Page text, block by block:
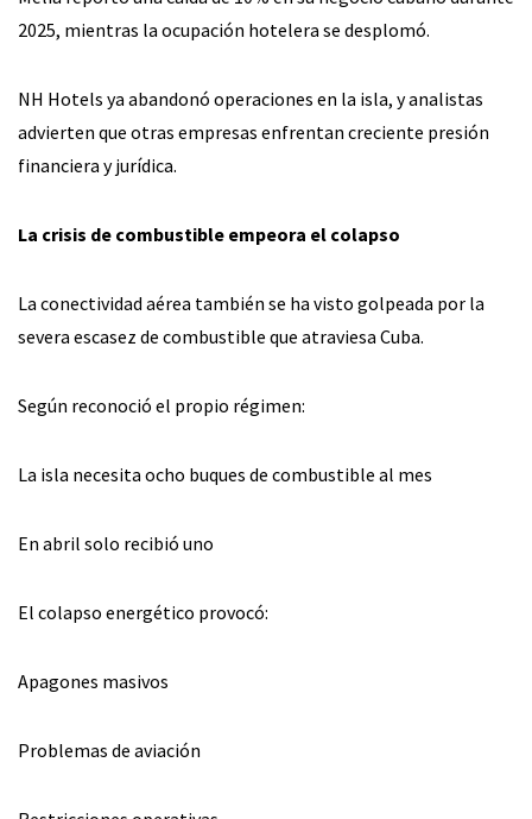
2025, mientras la ocupación hotelera se desplomó.
NH Hotels ya abandonó operaciones en la isla, y analistas
advierten que otras empresas enfrentan creciente presión
financiera y jurídica.
La crisis de combustible empeora el colapso
La conectividad aérea también se ha visto golpeada por la
severa escasez de combustible que atraviesa Cuba.
Según reconoció el propio régimen:
La isla necesita ocho buques de combustible al mes
En abril solo recibió uno
El colapso energético provocó:
Apagones masivos
Problemas de aviación